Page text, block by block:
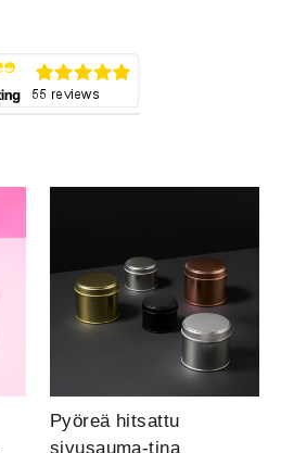
Pyöreä hitsattu
sivusauma-tina